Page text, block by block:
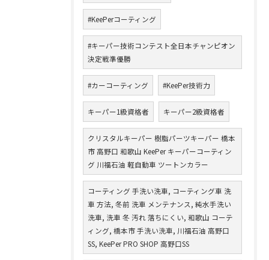
#KeePerコーティング
#キーパー技術コンテスト全日本チャンピオン
決定戦準優勝
#カーコーティング #KeePer技術力
キーパー1級資格者 キーパー2級資格者
クリスタルキーパー 樹脂パーツキーパー 橋本
市 高野口 和歌山 KeePer キーパーコーティン
グ 川福石油 軽自動車 ツートンカラー
コーティング 手洗い洗車, コーティング車 洗
車 方法, 冬前 洗車 メンテナンス, 純水手洗い
洗車, 洗車 冬 汚れ 落ちにくい, 和歌山 コーテ
ィング, 橋本市 手洗い洗車, 川福石油 高野口
SS, KeePer PRO SHOP 高野口SS